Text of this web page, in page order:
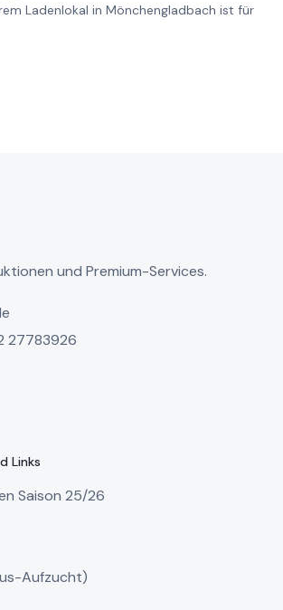
Ladenlokal in Mönchengladbach ist für
und Premium-Services.
27783926
Links
Saison 25/26
Aufzucht)